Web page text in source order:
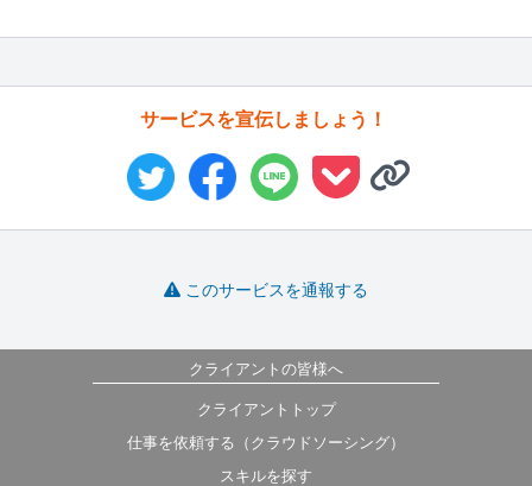
サービスを宣伝しましょう！
このサービスを通報する
クライアントの皆様へ
クライアントトップ
仕事を依頼する（クラウドソーシング）
スキルを探す